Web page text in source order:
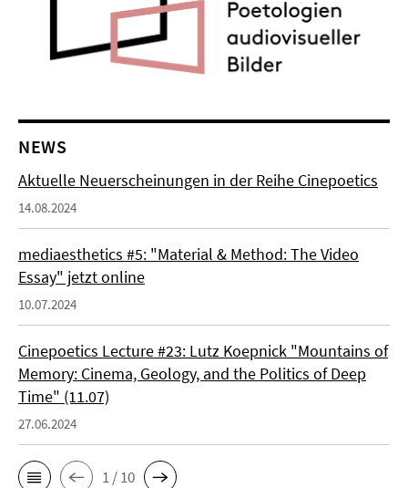
NEWS
Aktuelle Neuerscheinungen in der Reihe Cinepoetics
14.08.2024
mediaesthetics #5: "Material & Method: The Video
Essay" jetzt online
10.07.2024
Cinepoetics Lecture #23: Lutz Koepnick "Mountains of
Memory: Cinema, Geology, and the Politics of Deep
Time" (11.07)
27.06.2024
1 / 10